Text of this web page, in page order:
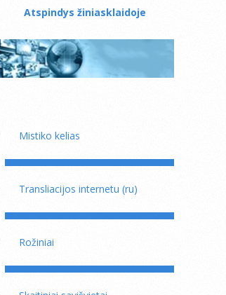
Atspindys žiniasklaidoje
Mistiko kelias
Transliacijos internetu (ru)
Rožiniai